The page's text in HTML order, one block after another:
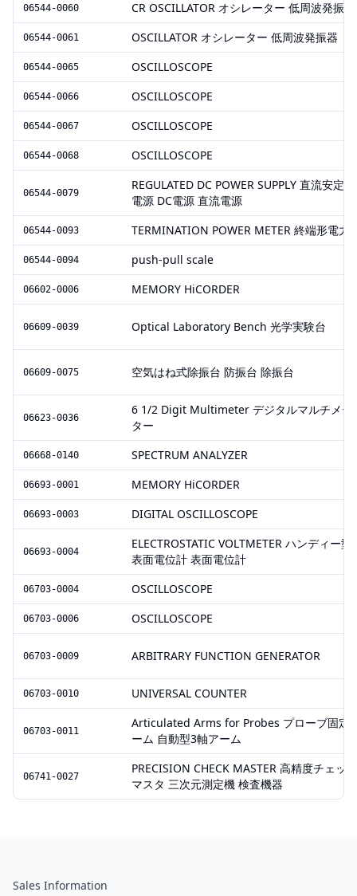
06544-0060 CR OSCILLATOR オシレーター 低周波発振器
06544-0061 OSCILLATOR オシレーター 低周波発振器
06544-0065 OSCILLOSCOPE
06544-0066 OSCILLOSCOPE
06544-0067 OSCILLOSCOPE
06544-0068 OSCILLOSCOPE
06544-0079
REGULATED DC POWER SUPPLY 直流安定化
電源 DC電源 直流電源
06544-0093 TERMINATION POWER METER 終端形電力
06544-0094 push-pull scale
06602-0006 MEMORY HiCORDER
06609-0039 Optical Laboratory Bench 光学実験台
06609-0075 空気はね式除振台 防振台 除振台
06623-0036
6 1/2 Digit Multimeter デジタルマルチメー
ター
06668-0140 SPECTRUM ANALYZER
06693-0001 MEMORY HiCORDER
06693-0003 DIGITAL OSCILLOSCOPE
06693-0004
ELECTROSTATIC VOLTMETER ハンディー型
表面電位計 表面電位計
06703-0004 OSCILLOSCOPE
06703-0006 OSCILLOSCOPE
06703-0009 ARBITRARY FUNCTION GENERATOR
06703-0010 UNIVERSAL COUNTER
06703-0011
Articulated Arms for Probes プローブ固定
ーム 自動型3軸アーム
06741-0027
PRECISION CHECK MASTER 高精度チェック
マスタ 三次元測定機 検査機器
Sales Information